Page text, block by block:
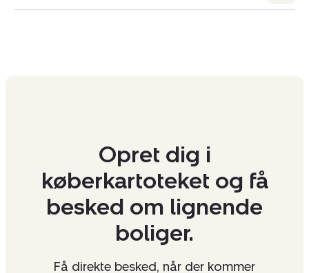
Opret dig i
køberkartoteket og få
besked om lignende
boliger.
Få direkte besked, når der kommer